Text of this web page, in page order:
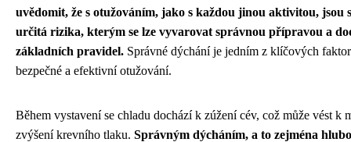
uvědomit, že s otužováním, jako s každou jinou aktivitou, jsou
určitá rizika, kterým se lze vyvarovat správnou přípravou a
základních pravidel. Správné dýchání je jedním z klíčových
bezpečné a efektivní otužování.
Během vystavení se chladu dochází k zúžení cév, což může vést k
zvýšení krevního tlaku. Správným dýcháním, a to zejména